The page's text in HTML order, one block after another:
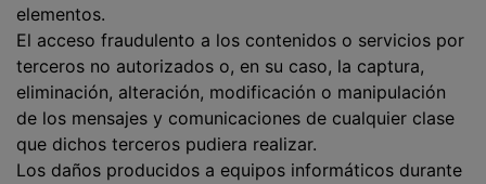
elementos.
El acceso fraudulento a los contenidos o servicios por
terceros no autorizados o, en su caso, la captura,
eliminación, alteración, modificación o manipulación
de los mensajes y comunicaciones de cualquier clase
que dichos terceros pudiera realizar.
Los daños producidos a equipos informáticos durante